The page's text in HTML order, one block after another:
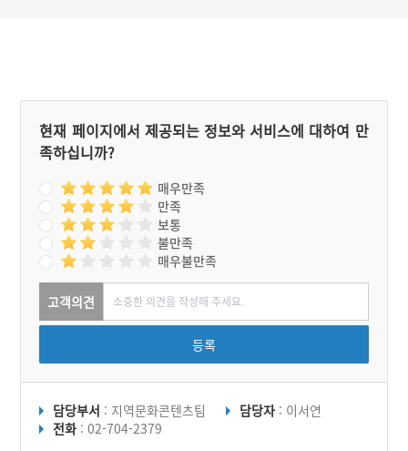
현재 페이지에서 제공되는 정보와 서비스에 대하여 만
족하십니까?
매우만족
만족
보통
불만족
매우불만족
고객의견
등록
담당부서 : 지역문화콘텐츠팀 담당자 : 이서연
전화 : 02-704-2379